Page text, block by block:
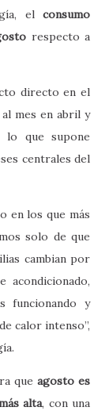
elconsumo
respecto a
directo en el
mes en abril y
que supone
centrales del
en los que más
solo de que
cambian por
acondicionado,
funcionando y
calor intenso”,
queagosto es
alta, con una